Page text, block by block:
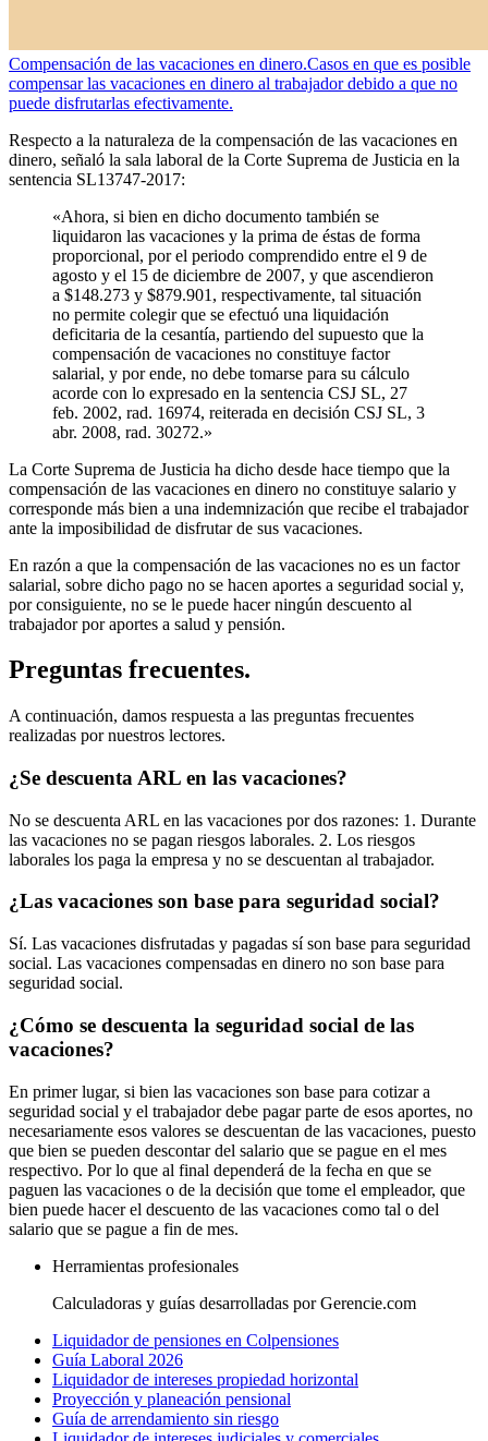
Compensación de las vacaciones en dinero.Casos en que es posible
compensar las vacaciones en dinero al trabajador debido a que no
puede disfrutarlas efectivamente.
Respecto a la naturaleza de la compensación de las vacaciones en
dinero, señaló la sala laboral de la Corte Suprema de Justicia en la
sentencia SL13747-2017:
«Ahora, si bien en dicho documento también se
liquidaron las vacaciones y la prima de éstas de forma
proporcional, por el periodo comprendido entre el 9 de
agosto y el 15 de diciembre de 2007, y que ascendieron
a $148.273 y $879.901, respectivamente, tal situación
no permite colegir que se efectuó una liquidación
deficitaria de la cesantía, partiendo del supuesto que la
compensación de vacaciones no constituye factor
salarial, y por ende, no debe tomarse para su cálculo
acorde con lo expresado en la sentencia CSJ SL, 27
feb. 2002, rad. 16974, reiterada en decisión CSJ SL, 3
abr. 2008, rad. 30272.»
La Corte Suprema de Justicia ha dicho desde hace tiempo que la
compensación de las vacaciones en dinero no constituye salario y
corresponde más bien a una indemnización que recibe el trabajador
ante la imposibilidad de disfrutar de sus vacaciones.
En razón a que la compensación de las vacaciones no es un factor
salarial, sobre dicho pago no se hacen aportes a seguridad social y,
por consiguiente, no se le puede hacer ningún descuento al
trabajador por aportes a salud y pensión.
Preguntas frecuentes.
A continuación, damos respuesta a las preguntas frecuentes
realizadas por nuestros lectores.
¿Se descuenta ARL en las vacaciones?
No se descuenta ARL en las vacaciones por dos razones: 1. Durante
las vacaciones no se pagan riesgos laborales. 2. Los riesgos
laborales los paga la empresa y no se descuentan al trabajador.
¿Las vacaciones son base para seguridad social?
Sí. Las vacaciones disfrutadas y pagadas sí son base para seguridad
social. Las vacaciones compensadas en dinero no son base para
seguridad social.
¿Cómo se descuenta la seguridad social de las
vacaciones?
En primer lugar, si bien las vacaciones son base para cotizar a
seguridad social y el trabajador debe pagar parte de esos aportes, no
necesariamente esos valores se descuentan de las vacaciones, puesto
que bien se pueden descontar del salario que se pague en el mes
respectivo. Por lo que al final dependerá de la fecha en que se
paguen las vacaciones o de la decisión que tome el empleador, que
bien puede hacer el descuento de las vacaciones como tal o del
salario que se pague a fin de mes.
Herramientas profesionales
Calculadoras y guías desarrolladas por Gerencie.com
Liquidador de pensiones en Colpensiones
Guía Laboral 2026
Liquidador de intereses propiedad horizontal
Proyección y planeación pensional
Guía de arrendamiento sin riesgo